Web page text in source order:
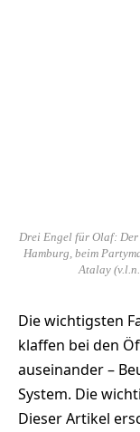
Drei Engel für Olaf: Der
Hamburg, beim
Atalay
Die wichtigsten
klaffen bei den
auseinander –
System. Die
Dieser Artikel